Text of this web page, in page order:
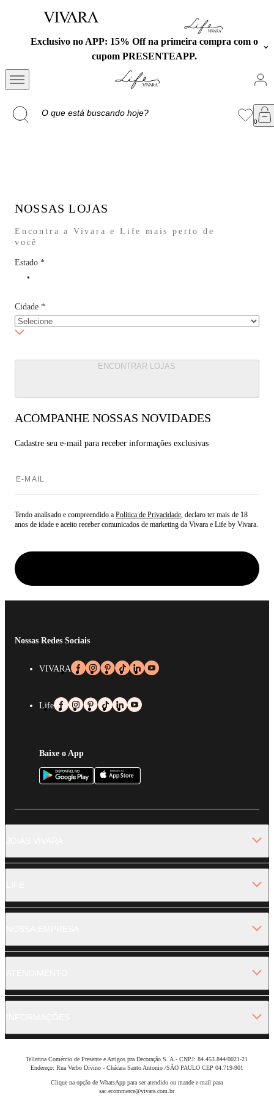
Exclusivo no APP: 15% Off na primeira compra com o
cupom PRESENTEAPP.
NOSSAS LOJAS
Encontra a Vivara e Life mais perto de
você
Estado *
Cidade *
ENCONTRAR LOJAS
ACOMPANHE NOSSAS NOVIDADES
Cadastre seu e-mail para receber informações exclusivas
Tendo analisado e compreendido a Politica de Privacidade, declaro ter mais de 18
anos de idade e aceito receber comunicados de marketing da Vivara e Life by Vivara.
Nossas Redes Sociais
VIVARA
Life
Baixe o App
Tellerina Comércio de Presente e Artigos pra Decoração S. A.- CNPJ: 84.453.844/0021-21
Endereço: Rua Verbo Divino - Chácara Santo Antonio /SÃO PAULO CEP 04.719-901
Clique na opção de WhatsApp para ser atendido ou mande e-mail para
sac.ecommerce@vivara.com.br